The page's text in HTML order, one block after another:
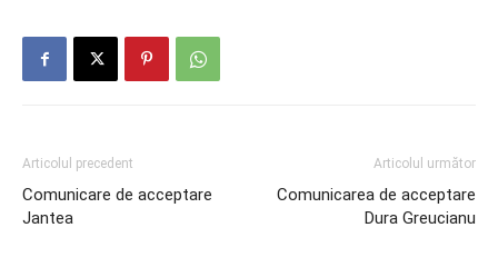
Articolul precedent
Comunicare de acceptare
Jantea
Articolul următor
Comunicarea de acceptare
Dura Greucianu